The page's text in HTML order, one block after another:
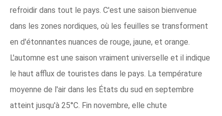
refroidir dans tout le pays. C'est une saison bienvenue
dans les zones nordiques, où les feuilles se transforment
en d'étonnantes nuances de rouge, jaune, et orange.
L'automne est une saison vraiment universelle et il indique
le haut afflux de touristes dans le pays. La température
moyenne de l'air dans les États du sud en septembre
atteint jusqu'à 25°C. Fin novembre, elle chute